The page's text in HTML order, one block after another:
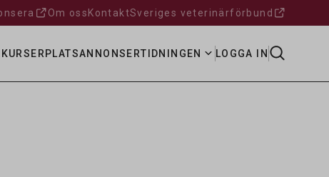
Om oss KontaktSveriges veterinärförbund
KURSER PLATSANNONSERTIDNINGEN LOGGA IN